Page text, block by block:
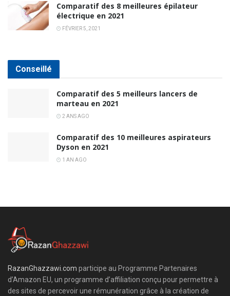
Comparatif des 8 meilleures épilateur
électrique en 2021
FÉVRIER 5, 2021
Conseillé
Comparatif des 5 meilleurs lancers de
marteau en 2021
2 ANS AGO
Comparatif des 10 meilleures aspirateurs
Dyson en 2021
1 AN AGO
RazanGhazzawi.com participe au Programme Partenaires
d’Amazon EU, un programme d’affiliation conçu pour permettre à
des sites de percevoir une rémunération grâce à la création de